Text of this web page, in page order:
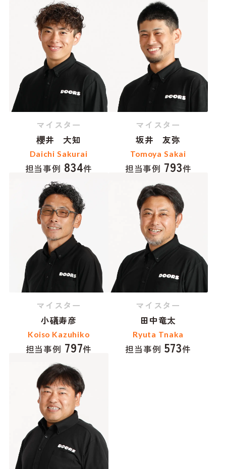
マイスター
櫻井 大知
Daichi Sakurai
担当事例 834件
マイスター
坂井 友弥
Tomoya Sakai
担当事例 793件
マイスター
小礒寿彦
Koiso Kazuhiko
担当事例 797件
マイスター
田中竜太
Ryuta Tnaka
担当事例 573件